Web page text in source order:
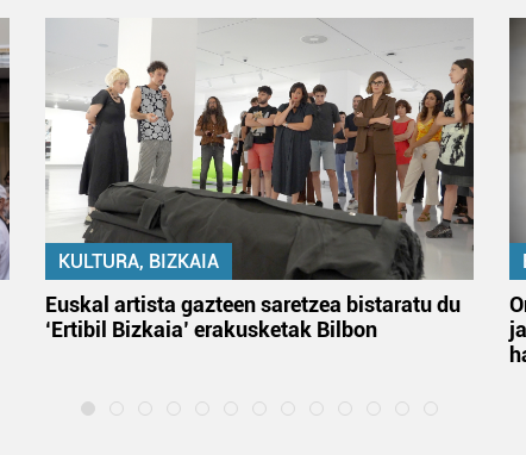
KULTURA, BIZKAIA
Euskal artista gazteen saretzea bistaratu du
‘Ertibil Bizkaia’ erakusketak Bilbon